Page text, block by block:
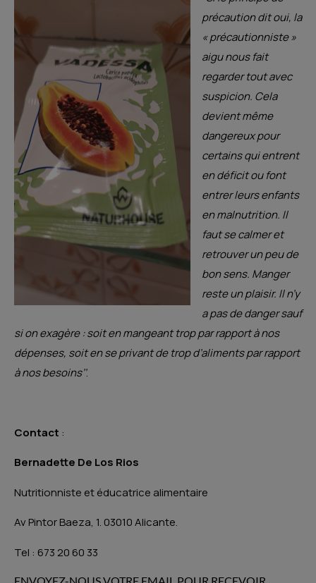
précaution dit oui, la
« précautionniste »
aigu nous fait
regarder tout avec
suspicion. Cela
devient même
dangereux pour
certains qui entrent
en déficit ou font
entrer leurs enfants
en malnutrition. Il
faut se calmer et
retrouver un peu de
bon sens. Manger
reste un plaisir. Il n’y
a pas de danger sauf
si on exagère : soit en mangeant trop par rapport à nos
dépenses, soit en se privant de trop d’aliments par rapport
à nos besoins’’.
Contact :
Bernadette De Los Rios
Nutritionniste et éducatrice alimentaire
Av Pintor Baeza, 1. 03010 Alicante.
Tel : 673 20 60 33